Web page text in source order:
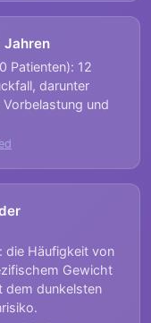
Jahren
Patienten): 12
darunter
und
die Häufigkeit von
Gewicht
dem dunkelsten